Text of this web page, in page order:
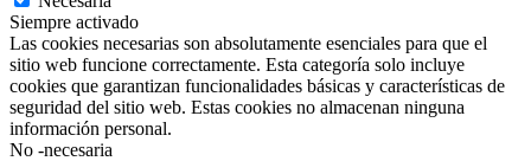
Siempre activado
Las cookies necesarias son absolutamente esenciales para que el
sitio web funcione correctamente. Esta categoría solo incluye
cookies que garantizan funcionalidades básicas y características de
seguridad del sitio web. Estas cookies no almacenan ninguna
información personal.
No -necesaria